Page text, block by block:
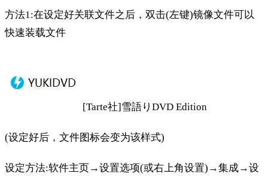
方法1:在设定好关联文件之后，双击(左键)镜像文件可以
快速装载文件
[Tarte社]雪語りDVD Edition
(设定好后，文件图标会变为该样式)
设定方法:软件主页→设置选项(或右上角设置)→集成→设